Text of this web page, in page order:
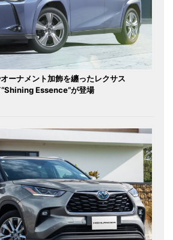
ーナメント加飾を纏ったレクサス
Essence”が登場